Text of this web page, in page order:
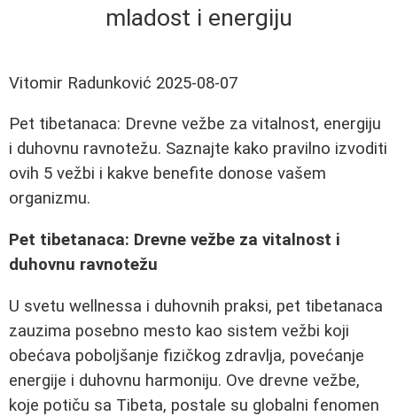
mladost i energiju
Vitomir Radunković 2025-08-07
Pet tibetanaca: Drevne vežbe za vitalnost, energiju
i duhovnu ravnotežu. Saznajte kako pravilno izvoditi
ovih 5 vežbi i kakve benefite donose vašem
organizmu.
Pet tibetanaca: Drevne vežbe za vitalnost i
duhovnu ravnotežu
U svetu wellnessa i duhovnih praksi, pet tibetanaca
zauzima posebno mesto kao sistem vežbi koji
obećava poboljšanje fizičkog zdravlja, povećanje
energije i duhovnu harmoniju. Ove drevne vežbe,
koje potiču sa Tibeta, postale su globalni fenomen